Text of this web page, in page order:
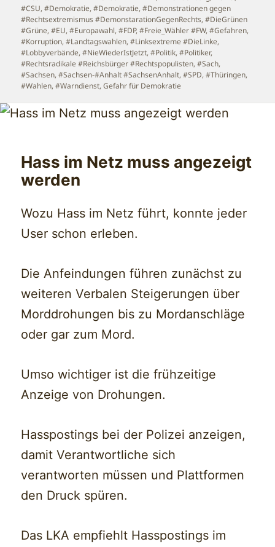
am
#CSU,#Demokratie,#Demokratie,#Demonstrationen gegen
#Rechtsextremismus #DemonstarationGegenRechts,#DieGrünen
#Grüne,#EU,#Europawahl,#FDP,#Freie_Wähler #FW,#Gefahren,
#Korruption,#Landtagswahlen,#Linksextreme #DieLinke,
#Lobbyverbände,#NieWiederIstJetzt,#Politik,#Politiker,
#Rechtsradikale #Reichsbürger #Rechtspopulisten,#Sach,
#Sachsen,#Sachsen-#Anhalt #SachsenAnhalt,#SPD,#Thüringen,
#Wahlen,#Warndienst,Gefahr für Demokratie
Hass im Netz muss angezeigt
werden
Wozu Hass im Netz führt, konnte jeder
User schon erleben.
Die Anfeindungen führen zunächst zu
weiteren Verbalen Steigerungen über
Morddrohungen bis zu Mordanschläge
oder gar zum Mord.
Umso wichtiger ist die frühzeitige
Anzeige von Drohungen.
Hasspostings bei der Polizei anzeigen,
damit Verantwortliche sich
verantworten müssen und Plattformen
den Druck spüren.
Das LKA empfiehlt Hasspostings im